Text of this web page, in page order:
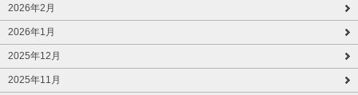
2026年2月
2026年1月
2025年12月
2025年11月